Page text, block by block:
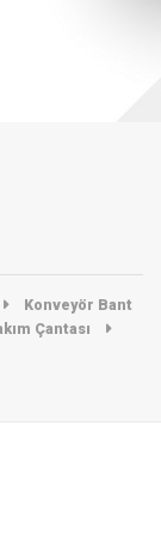
Konveyör Bant
Çantası